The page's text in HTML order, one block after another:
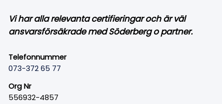
Vi har alla relevanta certifieringar och är väl
ansvarsförsäkrade med Söderberg o partner.
Telefonnummer
073-372 65 77
Org Nr
556932-4857